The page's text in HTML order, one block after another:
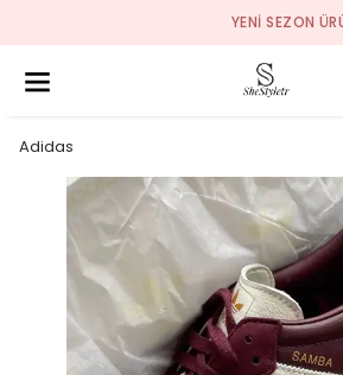
YENI SEZON ÜRÜNLER
Adidas